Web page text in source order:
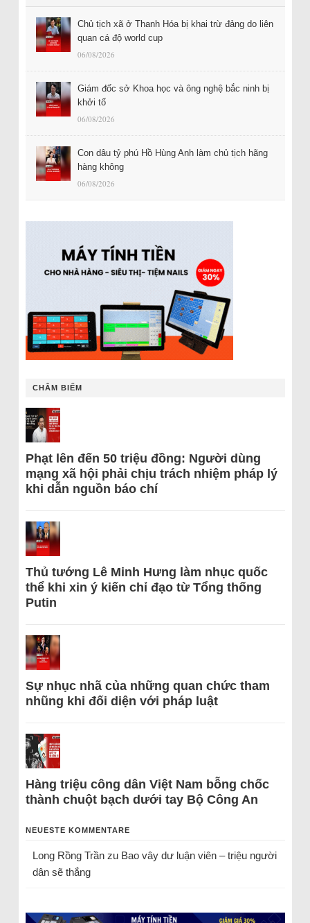
Chủ tịch xã ở Thanh Hóa bị khai trừ đảng do liên
quan cá độ world cup
06/08/2026
Giám đốc sở Khoa học và ông nghệ bắc ninh bị
khởi tố
06/08/2026
Con dâu tỷ phú Hồ Hùng Anh làm chủ tịch hãng
hàng không
06/08/2026
CHÂM BIẾM
Phạt lên đến 50 triệu đồng: Người dùng
mạng xã hội phải chịu trách nhiệm pháp lý
khi dẫn nguồn báo chí
Thủ tướng Lê Minh Hưng làm nhục quốc
thể khi xin ý kiến chỉ đạo từ Tổng thống
Putin
Sự nhục nhã của những quan chức tham
nhũng khi đối diện với pháp luật
Hàng triệu công dân Việt Nam bỗng chốc
thành chuột bạch dưới tay Bộ Công An
NEUESTE KOMMENTARE
Long Rồng Trầnzu Bao vây dư luận viên – triệu người
dân sẽ thắng